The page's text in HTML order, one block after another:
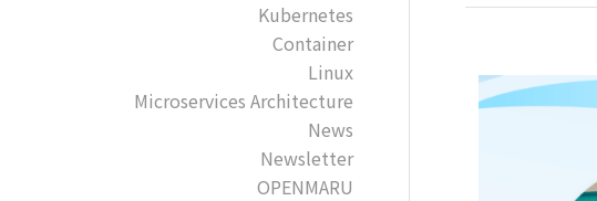
Kubernetes
Container
Linux
Microservices Architecture
News
Newsletter
OPENMARU